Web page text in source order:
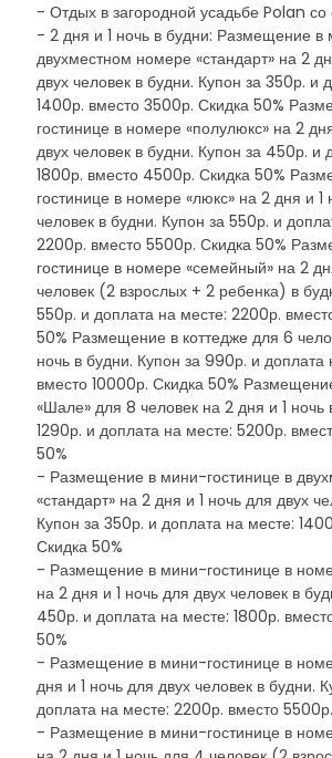
- Отдых в загородной усадьбе Polan со
- 2 дня и 1 ночь в будни: Размещение в
двухместном номере «стандарт» на 2
двух человек в будни. Купон за 350р. и
1400р. вместо 3500р. Скидка 50%
гостинице в номере «полулюкс» на 2
двух человек в будни. Купон за 450р. и
1800р. вместо 4500р. Скидка 50%
гостинице в номере «люкс» на 2 дня и 1
человек в будни. Купон за 550р. и
2200р. вместо 5500р. Скидка 50%
гостинице в номере «семейный» на 2
человек (2 взрослых + 2 ребенка) в
550р. и доплата на месте: 2200р.
50% Размещение в коттедже для 6
ночь в будни. Купон за 990р. и
вместо 10000р. Скидка 50%
«Шале» для 8 человек на 2 дня и 1 ночь
1290р. и доплата на месте: 5200р.
50%
- Размещение в мини-гостинице в
«стандарт» на 2 дня и 1 ночь для двух
Купон за 350р. и доплата на месте:
Скидка 50%
- Размещение в мини-гостинице в
на 2 дня и 1 ночь для двух человек в
450р. и доплата на месте: 1800р.
50%
- Размещение в мини-гостинице в
дня и 1 ночь для двух человек в будни.
доплата на месте: 2200р. вместо
- Размещение в мини-гостинице в